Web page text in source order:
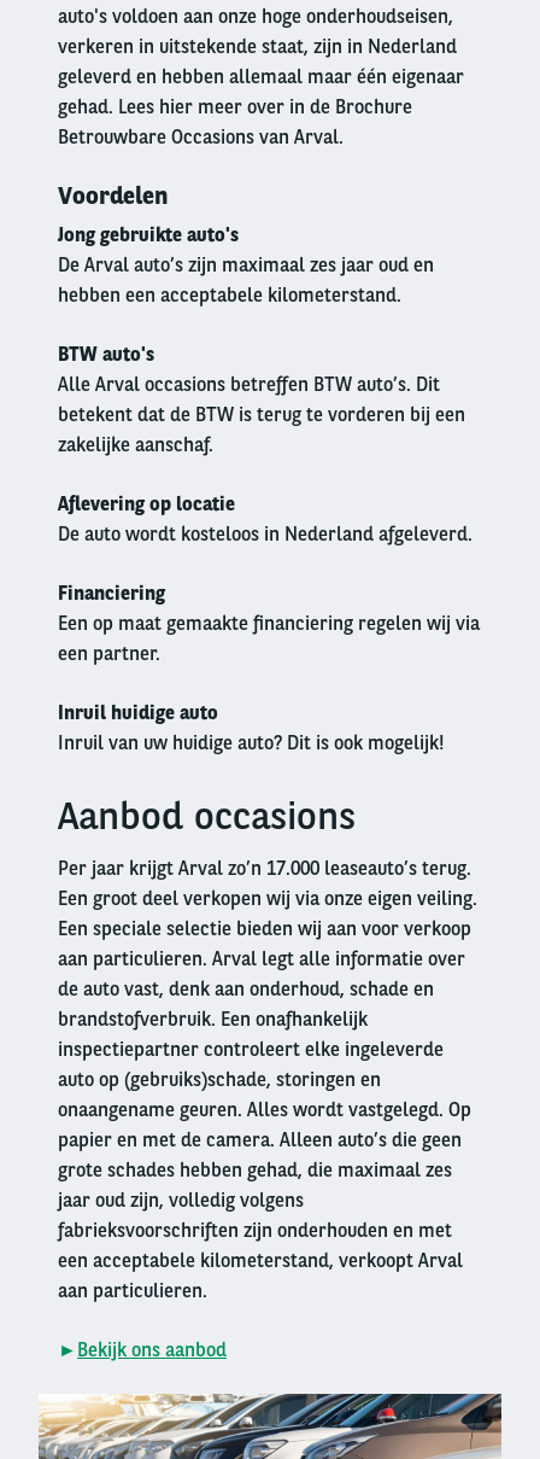
auto's voldoen aan onze hoge onderhoudseisen,
verkeren in uitstekende staat, zijn in Nederland
geleverd en hebben allemaal maar één eigenaar
gehad. Lees hier meer over in de Brochure
Betrouwbare Occasions van Arval.
Voordelen
Jong gebruikte auto's
De Arval auto’s zijn maximaal zes jaar oud en
hebben een acceptabele kilometerstand.
BTW auto's
Alle Arval occasions betreffen BTW auto’s. Dit
betekent dat de BTW is terug te vorderen bij een
zakelijke aanschaf.
Aflevering op locatie
De auto wordt kosteloos in Nederland afgeleverd.
Financiering
Een op maat gemaakte financiering regelen wij via
een partner.
Inruil huidige auto
Inruil van uw huidige auto? Dit is ook mogelijk!
columnAanbod occasions
Per jaar krijgt Arval zo’n 17.000 leaseauto’s terug.
Een groot deel verkopen wij via onze eigen veiling.
Een speciale selectie bieden wij aan voor verkoop
aan particulieren. Arval legt alle informatie over
de auto vast, denk aan onderhoud, schade en
brandstofverbruik. Een onafhankelijk
inspectiepartner controleert elke ingeleverde
auto op (gebruiks)schade, storingen en
onaangename geuren. Alles wordt vastgelegd. Op
papier en met de camera. Alleen auto’s die geen
grote schades hebben gehad, die maximaal zes
jaar oud zijn, volledig volgens
fabrieksvoorschriften zijn onderhouden en met
een acceptabele kilometerstand, verkoopt Arval
aan particulieren.
► Bekijk ons aanbod
Right
column